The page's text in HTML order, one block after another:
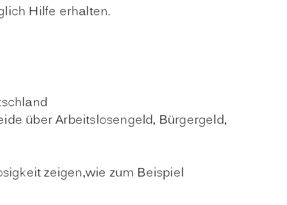
Hilfe erhalten.
über Arbeitslosengeld, Bürgergeld,
zeigen,wie zum Beispiel